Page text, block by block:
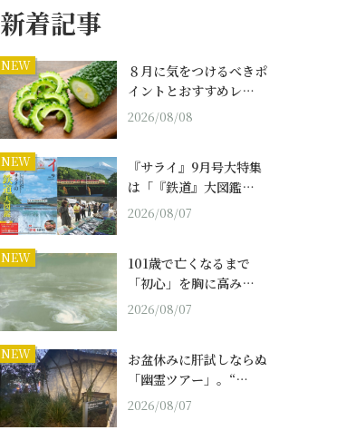
新着記事
NEW
８月に気をつけるべきポ
イントとおすすめレ…
2026/08/08
NEW
『サライ』9月号大特集
は「『鉄道』大図鑑…
2026/08/07
NEW
101歳で亡くなるまで
「初心」を胸に高み…
2026/08/07
NEW
お盆休みに肝試しならぬ
「幽霊ツアー」。“…
2026/08/07